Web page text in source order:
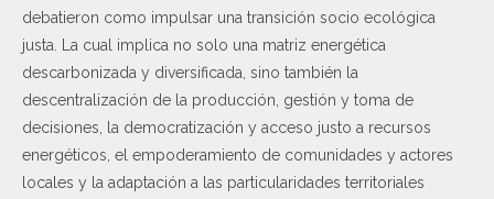
debatieron como impulsar una transición socio ecológica
justa. La cual implica no solo una matriz energética
descarbonizada y diversificada, sino también la
descentralización de la producción, gestión y toma de
decisiones, la democratización y acceso justo a recursos
energéticos, el empoderamiento de comunidades y actores
locales y la adaptación a las particularidades territoriales